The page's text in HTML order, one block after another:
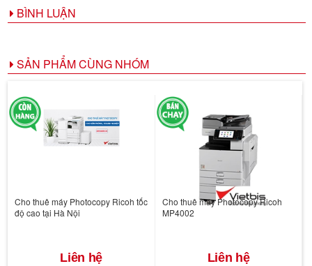
BÌNH LUẬN
SẢN PHẨM CÙNG NHÓM
Cho thuê máy Photocopy Ricoh tốc
độ cao tại Hà Nội
Liên hệ
Cho thuê máy Photocopy Ricoh
MP4002
Liên hệ